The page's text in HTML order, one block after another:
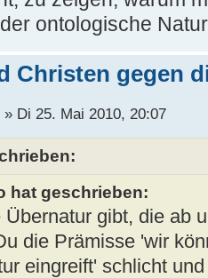
ontologische
Christen gegen
» Di 25. Mai 2010, 20:07
hat geschrieben:
gibt, die ab
die Prämisse 'wir
eingreift' schlicht